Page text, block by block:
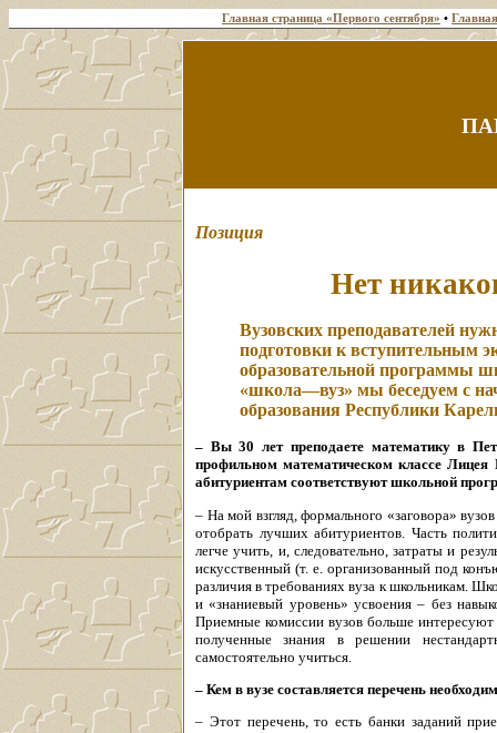
Главная страница «Первого сентября» •
Позиция
Нет
Вузовских преподавателей
подготовки к вступительным
образовательной программы
«школа—вуз» мы беседуем с
образования Республики
– Вы 30 лет преподаете математику в
профильном математическом классе
абитуриентам соответствуют школьной
– На мой взгляд, формального «заговора»
отобрать лучших абитуриентов. Часть
легче учить, и, следовательно, затраты и
искусственный (т. е. организованный под
различия в требованиях вуза к школьникам.
и «знаниевый уровень» усвоения – без
Приемные комиссии вузов больше интересуют
полученные знания в решении
самостоятельно учиться.
– Кем в вузе составляется перечень
– Этот перечень, то есть банки заданий